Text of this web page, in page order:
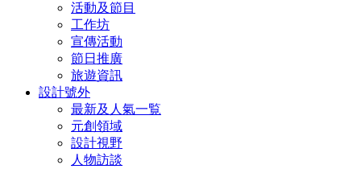
活動及節目
工作坊
宣傳活動
節日推廣
旅遊資訊
設計號外
最新及人氣一覧
元創領域
設計視野
人物訪談